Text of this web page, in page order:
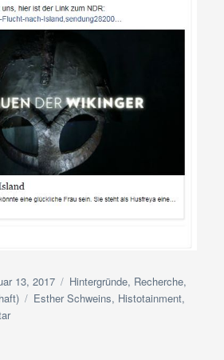
13, 2017 Kategorien
Hintergründe, Recherche,
Schlagwörter
Esther Schweins, Histotainment,
zu